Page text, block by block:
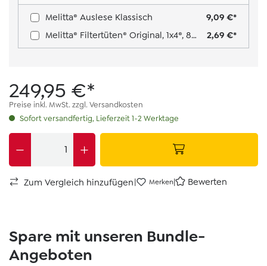
Melitta® Auslese Klassisch
9,09 €*
Melitta® Filtertüten® Original, 1x4®, 80 Stück Farbe: Weiß
2,69 €*
249,95 €*
Preise inkl. MwSt. zzgl. Versandkosten
Sofort versandfertig, Lieferzeit 1-2 Werktage
Zum Vergleich hinzufügen| Merken| Bewerten
Spare mit unseren Bundle-
Angeboten